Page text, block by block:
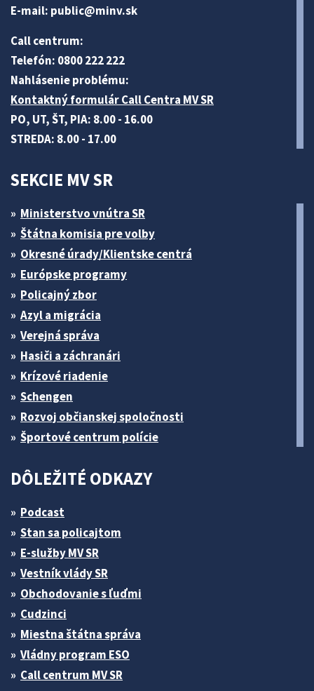
E-mail: public@minv.sk
Call centrum:
Telefón: 0800 222 222
Nahlásenie problému:
Kontaktný formulár Call Centra MV SR
PO, UT, ŠT, PIA: 8.00 - 16.00
STREDA: 8.00 - 17.00
SEKCIE MV SR
Ministerstvo vnútra SR
Štátna komisia pre volby
Okresné úrady/Klientske centrá
Európske programy
Policajný zbor
Azyl a migrácia
Verejná správa
Hasiči a záchranári
Krízové riadenie
Schengen
Rozvoj občianskej spoločnosti
Športové centrum polície
DÔLEŽITÉ ODKAZY
Podcast
Stan sa policajtom
E-služby MV SR
Vestník vlády SR
Obchodovanie s ľuďmi
Cudzinci
Miestna štátna správa
Vládny program ESO
Call centrum MV SR